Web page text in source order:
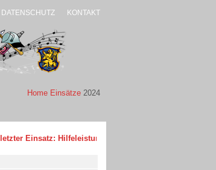
DATENSCHUTZ KONTAKT
Home Einsätze 2024
letzter Einsatz: Hilfeleistung - klein - 02.08.2026 um 17:53